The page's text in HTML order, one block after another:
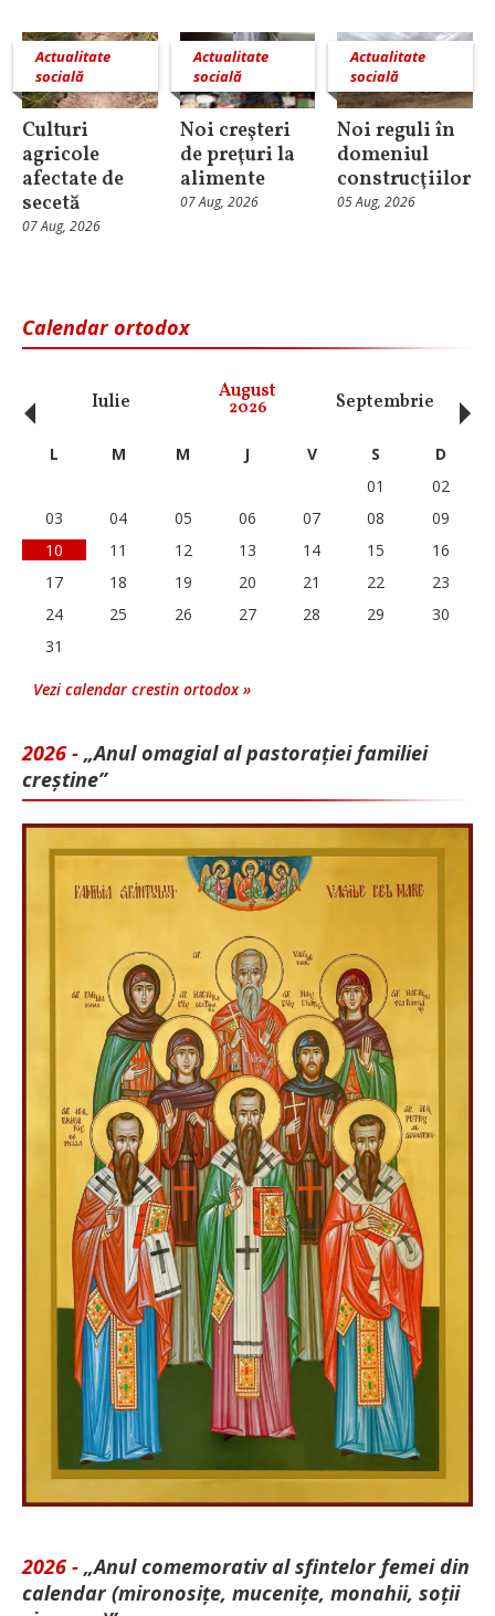
Actualitate
socială
Culturi
agricole
afectate de
secetă
07 Aug, 2026
Actualitate
socială
Noi creşteri
de preţuri la
alimente
07 Aug, 2026
Actualitate
socială
Noi reguli în
domeniul
construcţiilor
05 Aug, 2026
Calendar ortodox
Iulie August
2026 Septembrie
‹ L M M J V S
D
01
02
03
04 05 06 07 08
09
10
11 12 13 14 15
16
17
18 19 20 21 22
23
24
25 26 27 28 29
30
31
Vezi calendar crestin ortodox »
2026 - „Anul omagial al pastorației familiei
creștine”
2026 - „Anul comemorativ al sfintelor femei din
calendar (mironosițe, mu­cenițe, monahii, soții